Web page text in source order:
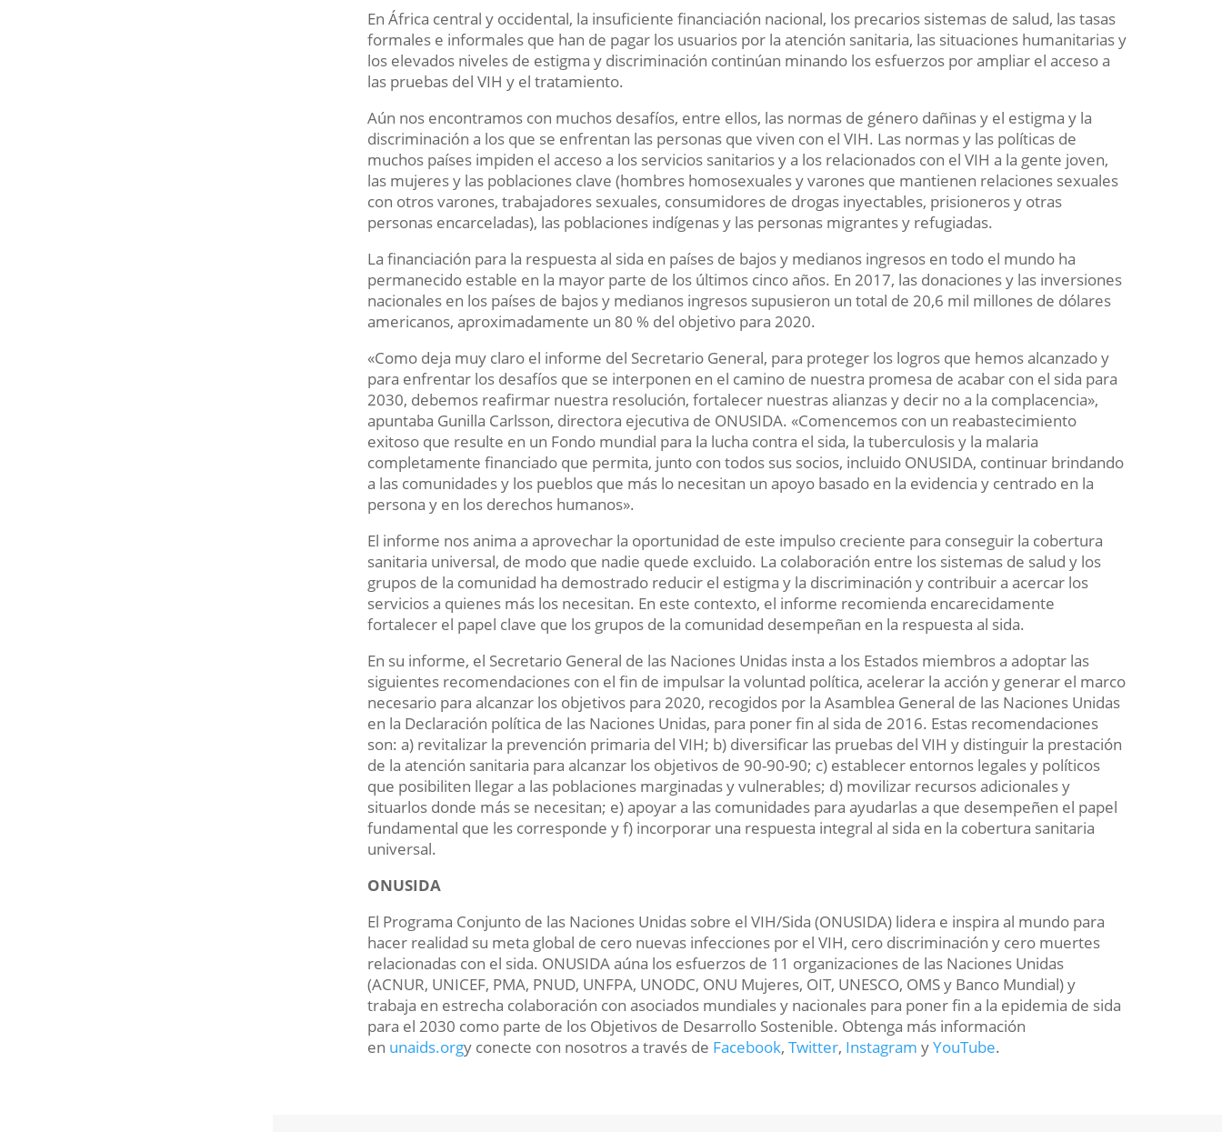
En África central y occidental, la insuficiente financiación nacional, los precarios sistemas de salud, las tasas
formales e informales que han de pagar los usuarios por la atención sanitaria, las situaciones humanitarias y
los elevados niveles de estigma y discriminación continúan minando los esfuerzos por ampliar el acceso a
las pruebas del VIH y el tratamiento.
Aún nos encontramos con muchos desafíos, entre ellos, las normas de género dañinas y el estigma y la
discriminación a los que se enfrentan las personas que viven con el VIH. Las normas y las políticas de
muchos países impiden el acceso a los servicios sanitarios y a los relacionados con el VIH a la gente joven,
las mujeres y las poblaciones clave (hombres homosexuales y varones que mantienen relaciones sexuales
con otros varones, trabajadores sexuales, consumidores de drogas inyectables, prisioneros y otras
personas encarceladas), las poblaciones indígenas y las personas migrantes y refugiadas.
La financiación para la respuesta al sida en países de bajos y medianos ingresos en todo el mundo ha
permanecido estable en la mayor parte de los últimos cinco años. En 2017, las donaciones y las inversiones
nacionales en los países de bajos y medianos ingresos supusieron un total de 20,6 mil millones de dólares
americanos, aproximadamente un 80 % del objetivo para 2020.
«Como deja muy claro el informe del Secretario General, para proteger los logros que hemos alcanzado y
para enfrentar los desafíos que se interponen en el camino de nuestra promesa de acabar con el sida para
2030, debemos reafirmar nuestra resolución, fortalecer nuestras alianzas y decir no a la complacencia»,
apuntaba Gunilla Carlsson, directora ejecutiva de ONUSIDA. «Comencemos con un reabastecimiento
exitoso que resulte en un Fondo mundial para la lucha contra el sida, la tuberculosis y la malaria
completamente financiado que permita, junto con todos sus socios, incluido ONUSIDA, continuar brindando
a las comunidades y los pueblos que más lo necesitan un apoyo basado en la evidencia y centrado en la
persona y en los derechos humanos».
El informe nos anima a aprovechar la oportunidad de este impulso creciente para conseguir la cobertura
sanitaria universal, de modo que nadie quede excluido. La colaboración entre los sistemas de salud y los
grupos de la comunidad ha demostrado reducir el estigma y la discriminación y contribuir a acercar los
servicios a quienes más los necesitan. En este contexto, el informe recomienda encarecidamente
fortalecer el papel clave que los grupos de la comunidad desempeñan en la respuesta al sida.
En su informe, el Secretario General de las Naciones Unidas insta a los Estados miembros a adoptar las
siguientes recomendaciones con el fin de impulsar la voluntad política, acelerar la acción y generar el marco
necesario para alcanzar los objetivos para 2020, recogidos por la Asamblea General de las Naciones Unidas
en la Declaración política de las Naciones Unidas, para poner fin al sida de 2016. Estas recomendaciones
son: a) revitalizar la prevención primaria del VIH; b) diversificar las pruebas del VIH y distinguir la prestación
de la atención sanitaria para alcanzar los objetivos de 90-90-90; c) establecer entornos legales y políticos
que posibiliten llegar a las poblaciones marginadas y vulnerables; d) movilizar recursos adicionales y
situarlos donde más se necesitan; e) apoyar a las comunidades para ayudarlas a que desempeñen el papel
fundamental que les corresponde y f) incorporar una respuesta integral al sida en la cobertura sanitaria
universal.
ONUSIDA
El Programa Conjunto de las Naciones Unidas sobre el VIH/Sida (ONUSIDA) lidera e inspira al mundo para
hacer realidad su meta global de cero nuevas infecciones por el VIH, cero discriminación y cero muertes
relacionadas con el sida. ONUSIDA aúna los esfuerzos de 11 organizaciones de las Naciones Unidas
(ACNUR, UNICEF, PMA, PNUD, UNFPA, UNODC, ONU Mujeres, OIT, UNESCO, OMS y Banco Mundial) y
trabaja en estrecha colaboración con asociados mundiales y nacionales para poner fin a la epidemia de sida
para el 2030 como parte de los Objetivos de Desarrollo Sostenible. Obtenga más información
en unaids.orgy conecte con nosotros a través de Facebook,Twitter, Instagram yYouTube.